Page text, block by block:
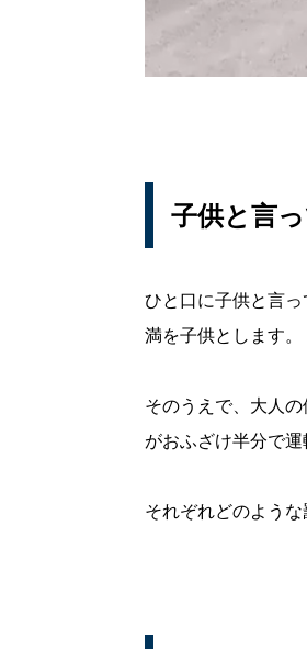
子供と言
ひと口に子供と言
満を子供とします。
そのうえで、大人
がおふざけ半分で
それぞれどのよう